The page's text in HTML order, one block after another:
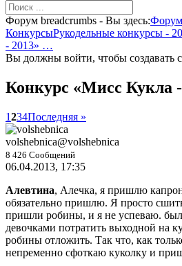
Форум breadcrumbs - Вы здесь:Форум
КонкурсыРукодельные конкурсы -
- 2013» …
Вы должны войти, чтобы создавать
Конкурс «Мисс Кукла -
1234Последняя »
volshebnica@volshebnica
8 426 Сообщений
06.04.2013, 17:35
Алевтина, Алечка, я пришлю
обязательно пришлю. Я просто
пришли робины, и я не успеваю.
девочками потратить выходной на
робины отложить. Так что, как
непременно сфоткаю куколку и